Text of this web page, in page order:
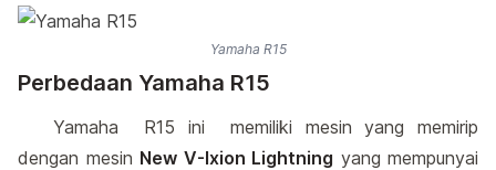
Yamaha R15
Perbedaan Yamaha R15
Yamaha R15 ini memiliki mesin yang memirip
dengan mesin New V-Ixion Lightning yang mempunyai